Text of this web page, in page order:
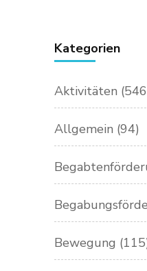
Kategorien
Aktivitäten
Allgemein (94)
Bewegung